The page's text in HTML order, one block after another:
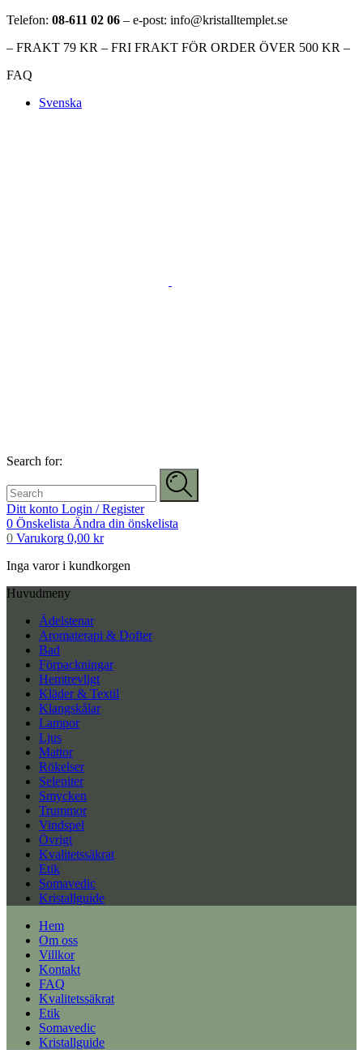
Telefon: 08-611 02 06 – e-post: info@kristalltemplet.se
– FRAKT 79 KR – FRI FRAKT FÖR ORDER ÖVER 500 KR –
FAQ
Svenska
Search for:
Ditt konto Login / Register
0 Önskelista Ändra din önskelista
0 Varukorg 0,00 kr
Inga varor i kundkorgen
Huvudmeny
Ädelstenar
Aromaterapi & Dofter
Bad
Förpackningar
Hemtrevligt
Kläder & Textil
Klangskålar
Lampor
Ljus
Mattor
Rökelser
Seleniter
Smycken
Trummor
Vindspel
Övrigt
Kvalitetssäkrat
Etik
Somavedic
Kristallguide
Hem
Om oss
Villkor
Kontakt
FAQ
Kvalitetssäkrat
Etik
Somavedic
Kristallguide